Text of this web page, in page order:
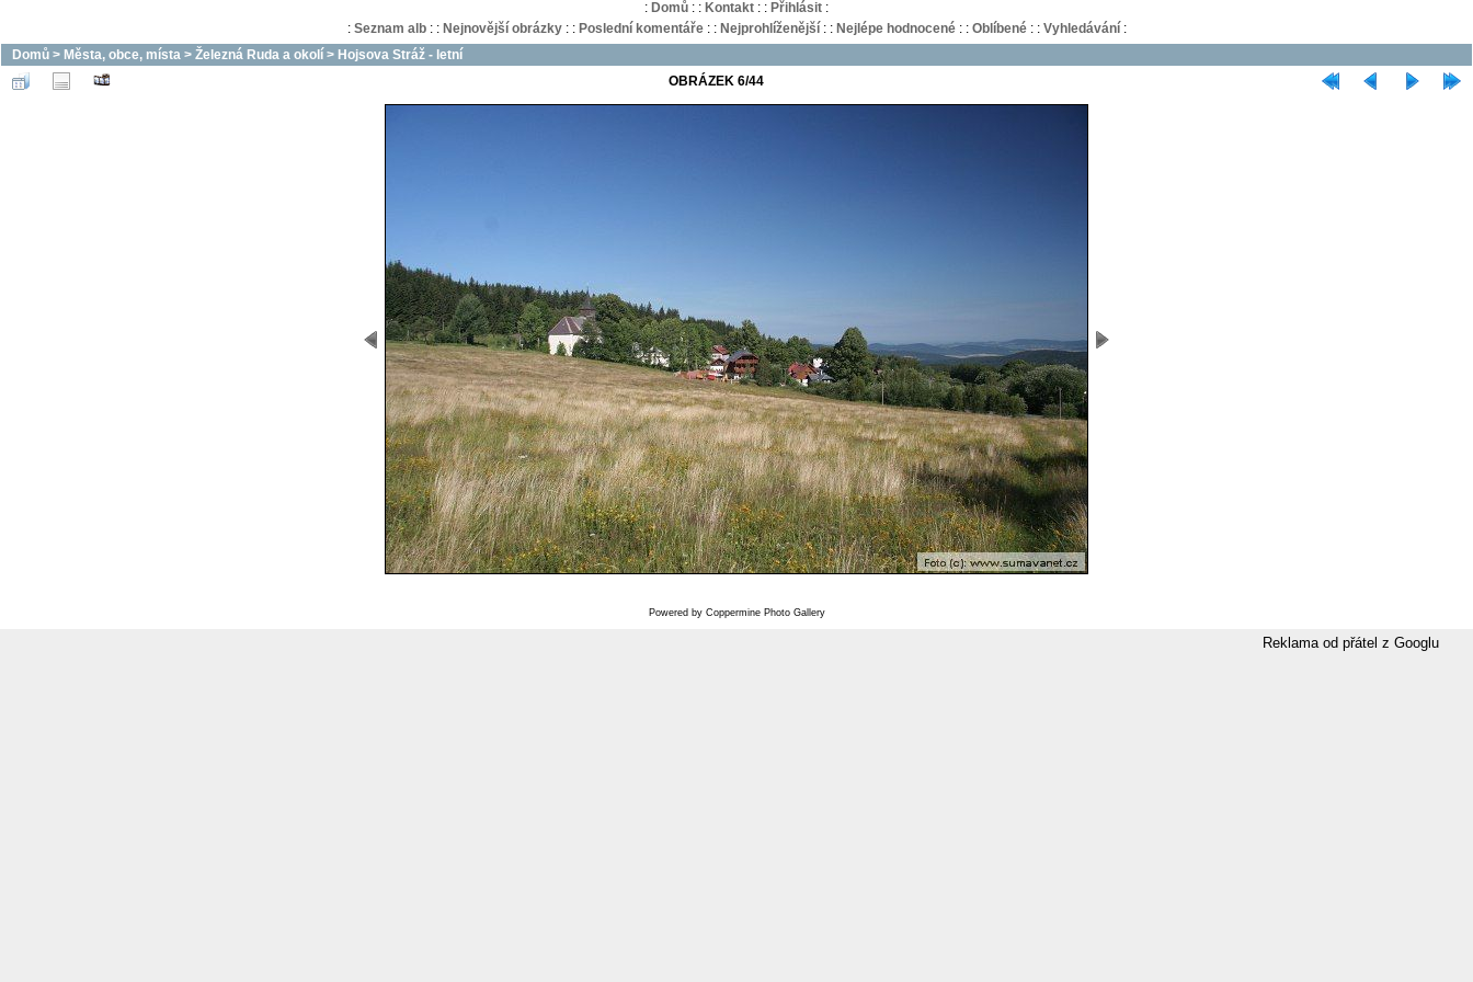
: Domů : : Kontakt : : Přihlásit :
: Seznam alb: : Nejnovější obrázky: : Poslední komentáře: : Nejprohlíženější: : Nejlépe hodnocené: : Oblíbené: : Vyhledávání:
Domů > Města, obce, místa > Železná Ruda a okolí > Hojsova Stráž - letní
OBRÁZEK 6/44
Powered by Coppermine Photo Gallery
Reklama od přátel z Googlu